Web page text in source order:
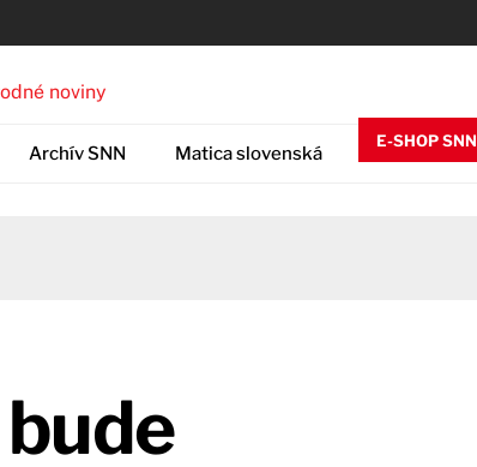
Archív SNN Matica slovenská
E-SHOP SNN
bude